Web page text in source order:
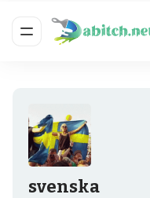
svenska